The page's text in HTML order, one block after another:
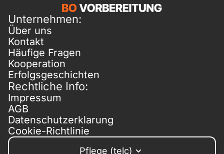
Unternehmen:
Über uns
Kontakt
Häufige Fragen
Kooperation
Erfolgsgeschichten
Rechtliche Info:
Impressum
AGB
Datenschutzerklarung
Cookie-Richtlinie
Pflege (telc)